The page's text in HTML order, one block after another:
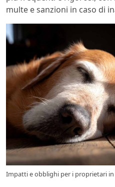
multe e sanzioni in caso di
Impatti e obblighi per i proprietari